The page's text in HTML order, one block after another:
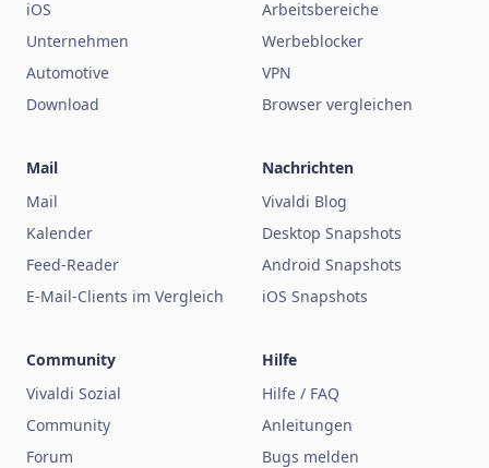
iOS
Unternehmen
Automotive
Download
Arbeitsbereiche
Werbeblocker
VPN
Browser vergleichen
Mail
Mail
Kalender
Feed-Reader
E-Mail-Clients im Vergleich
Nachrichten
Vivaldi Blog
Desktop Snapshots
Android Snapshots
iOS Snapshots
Community
Vivaldi Sozial
Community
Forum
Hilfe
Hilfe / FAQ
Anleitungen
Bugs melden